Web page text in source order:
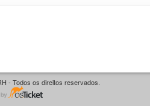
- Todos os direitos reservados.